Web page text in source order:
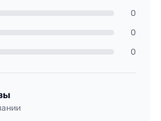
0
0
0